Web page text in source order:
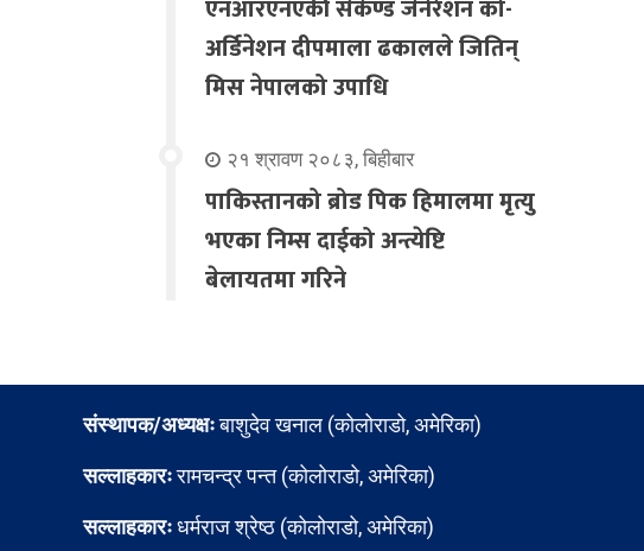
एनआरएनएकी सेकेण्ड जेनेरेशन को-
अर्डिनेशन दीपमाला ढकालले जितिन्
मिस नेपालको उपाधि
२१ श्रावण २०८३, बिहीबार
पाकिस्तानको ब्रोड पिक हिमालमा मृत्यु
भएका निम्स दाईको अन्त्येष्टि
बेलायतमा गरिने
संस्थापक/अध्यक्षःबाशुदेव खनाल (कोलोराडो, अमेरिका)
सल्लाहकारःरामचन्द्र पन्त (कोलोराडो, अमेरिका)
सल्लाहकारःधर्मराज श्रेष्ठ (कोलोराडो, अमेरिका)